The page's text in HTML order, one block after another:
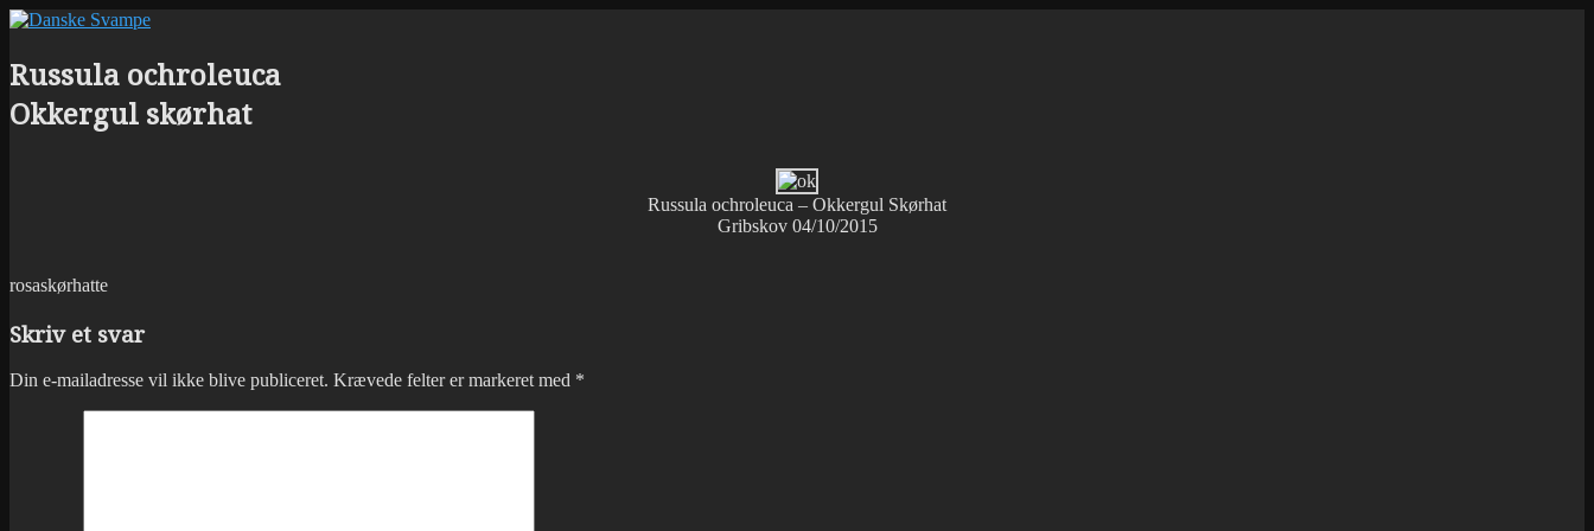
Russula ochroleuca
Okkergul skørhat
Russula ochroleuca – Okkergul Skørhat
Gribskov 04/10/2015
rosaskørhatte
Skriv et svar
Din e-mailadresse vil ikke blive publiceret. Krævede felter er markeret med *